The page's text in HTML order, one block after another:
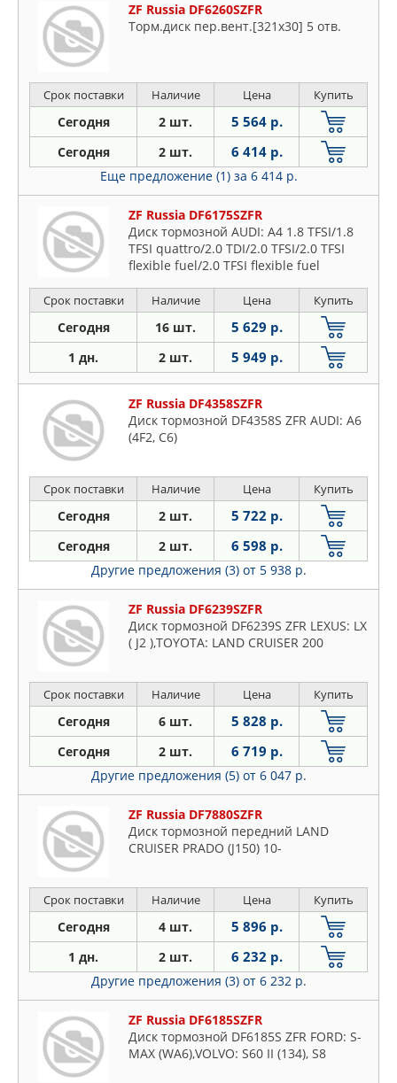
ZF Russia DF6260SZFR
Торм.диск пер.вент.[321x30] 5 отв.
Срок поставки Наличие Цена Купить
Сегодня 2 шт. 5 564 р.
Сегодня 2 шт. 6 414 р.
Еще предложение (1) за 6 414 р.
ZF Russia DF6175SZFR
Диск тормозной AUDI: A4 1.8 TFSI/1.8
TFSI quattro/2.0 TDI/2.0 TFSI/2.0 TFSI
flexible fuel/2.0 TFSI flexible fuel
quattro 07-, A4
Срок поставки Наличие Цена Купить
Сегодня 16 шт. 5 629 р.
1 дн. 2 шт. 5 949 р.
ZF Russia DF4358SZFR
Диск тормозной DF4358S ZFR AUDI: A6
(4F2, C6)
Срок поставки Наличие Цена Купить
Сегодня 2 шт. 5 722 р.
Сегодня 2 шт. 6 598 р.
Другие предложения (3) от 5 938 р.
ZF Russia DF6239SZFR
Диск тормозной DF6239S ZFR LEXUS: LX
( J2 ),TOYOTA: LAND CRUISER 200
Срок поставки Наличие Цена Купить
Сегодня 6 шт. 5 828 р.
Сегодня 2 шт. 6 719 р.
Другие предложения (5) от 6 047 р.
ZF Russia DF7880SZFR
Диск тормозной передний LAND
CRUISER PRADO (J150) 10-
Срок поставки Наличие Цена Купить
Сегодня 4 шт. 5 896 р.
1 дн. 2 шт. 6 232 р.
Другие предложения (3) от 6 232 р.
ZF Russia DF6185SZFR
Диск тормозной DF6185S ZFR FORD: S-
MAX (WA6),VOLVO: S60 II (134), S8